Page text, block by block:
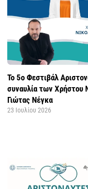
Το 5ο Φεστιβάλ
συναυλία των Χρήστου
Γιώτας Νέγκα
23 Ιουλίου 2026